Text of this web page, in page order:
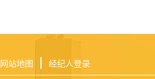
网站地图 经纪人登录